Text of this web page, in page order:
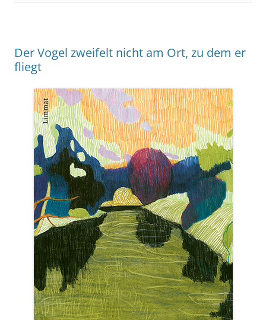
Der Vogel zweifelt nicht am Ort, zu dem er
fliegt